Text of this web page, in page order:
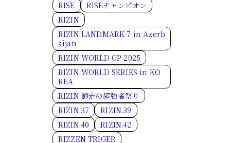
RISE
RISEチャンピオン
RIZIN
RIZIN LANDMARK 7 in Azerb
aijan
RIZIN WORLD GP 2025
RIZIN WORLD SERIES in KO
REA
RIZIN 師走の超強者祭り
RIZIN.37
RIZIN.39
RIZIN.40
RIZIN.42
RIZZEN TRIGER